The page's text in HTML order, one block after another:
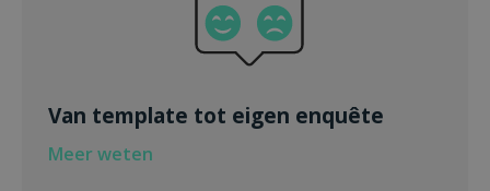
Van template tot eigen enquête
Meer weten